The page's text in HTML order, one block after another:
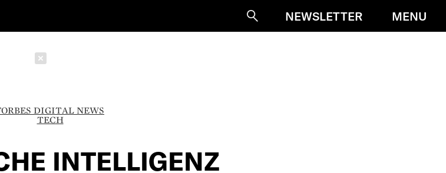
SucheNEWSLETTER MENU
DIGITAL NEWS
TECH
INTELLIGENZ